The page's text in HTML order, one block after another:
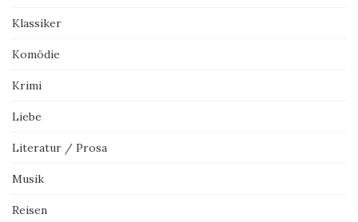
Klassiker
Komödie
Krimi
Liebe
Literatur / Prosa
Musik
Reisen